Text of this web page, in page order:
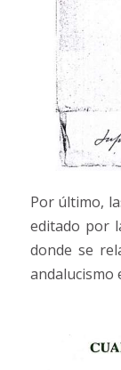
Por último,
editado por
donde se
andalucismo